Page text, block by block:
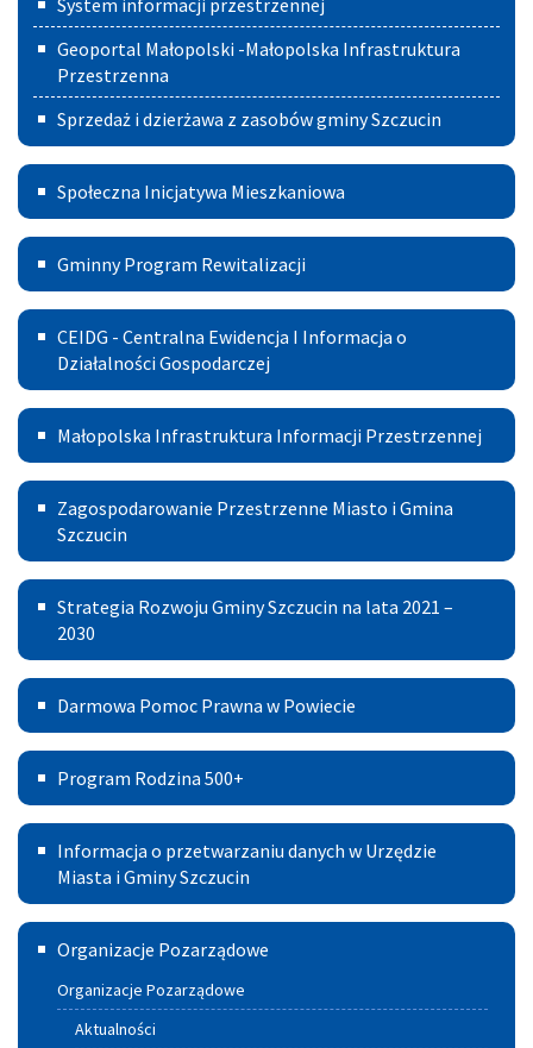
System informacji przestrzennej
Geoportal Małopolski -Małopolska Infrastruktura
Przestrzenna
Sprzedaż i dzierżawa z zasobów gminy Szczucin
Społeczna
Inicjatywa
Mieszkaniowa
Społeczna Inicjatywa Mieszkaniowa
Gminny
Program
Rewitalizacji
Gminny Program Rewitalizacji
Centralna
Ewidencja
I
Informacja
o
Działalności
Gospodarczej
CEIDG - Centralna Ewidencja I Informacja o
Działalności Gospodarczej
Małopolska
Infrastruktura
Informacji
Przestrzennej
Małopolska Infrastruktura Informacji Przestrzennej
Zagospodarowanie
Przestrzenne
Miasto
Zagospodarowanie Przestrzenne Miasto i Gmina
Szczucin
Strategia
Rozwoju
Gminy
Szczucin
na
lata
2021
–
2030
Strategia Rozwoju Gminy Szczucin na lata 2021 –
2030
Darmowa
Pomoc
Prawna
w
Powiecie
Darmowa Pomoc Prawna w Powiecie
Program
Rodzina
500+
Program Rodzina 500+
Informacja
przetwarzaniu
danych
Urzędzie
Informacja o przetwarzaniu danych w Urzędzie
Miasta i Gminy Szczucin
Szczuciński
Portal
Aktywnych
Organizacje Pozarządowe
Organizacje Pozarządowe
Aktualności